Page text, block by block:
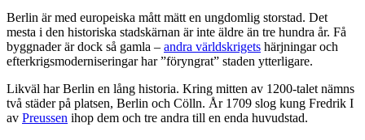
Berlin är med europeiska mått mätt en ungdomlig storstad. Det
mesta i den historiska stadskärnan är inte äldre än tre hundra år. Få
byggnader är dock så gamla – andra världskrigets härjningar och
efterkrigsmoderniseringar har ”föryngrat” staden ytterligare.
Likväl har Berlin en lång historia. Kring mitten av 1200-talet nämns
två städer på platsen, Berlin och Cölln. År 1709 slog kung Fredrik I
av Preussen ihop dem och tre andra till en enda huvudstad.